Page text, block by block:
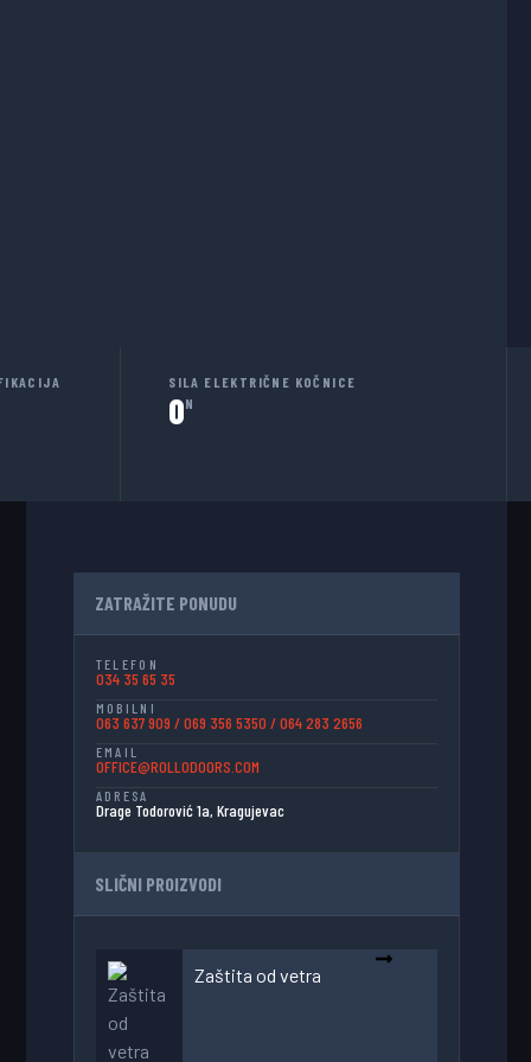
SILA ELEKTRIČNE KOČNICE
0N
ZATRAŽITE PONUDU
TELEFON
034 35 65 35
MOBILNI
063 637 909 /069 356 5350 /064 283 2656
EMAIL
OFFICE@ROLLODOORS.COM
ADRESA
Drage Todorović 1a, Kragujevac
SLIČNI PROIZVODI
Zaštita od vetra